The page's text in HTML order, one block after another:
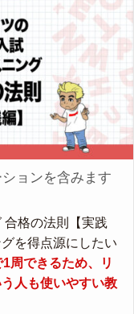
ョンを含みます
合格の法則【実践
を得点源にしたい
周できるため、リ
人も使いやすい教